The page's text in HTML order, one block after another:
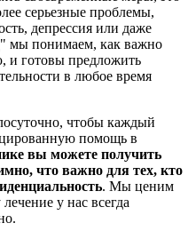
серьезные проблемы,
депрессия или даже
мы понимаем, как важно
и готовы предложить
в любое время
чтобы каждый
помощь в
вы можете получить
что важно для тех, кто
. Мы ценим
у нас всегда